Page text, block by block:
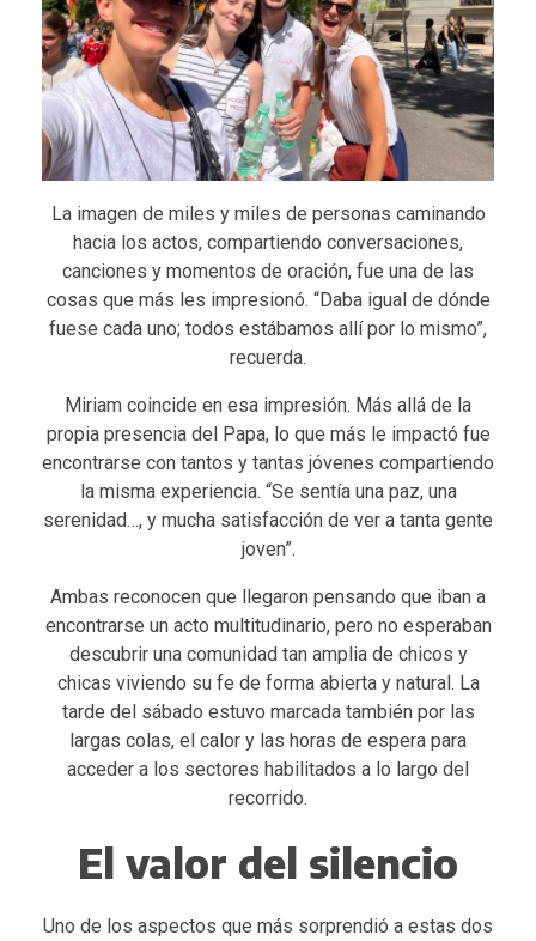
La imagen de miles y miles de personas caminando
hacia los actos, compartiendo conversaciones,
canciones y momentos de oración, fue una de las
cosas que más les impresionó. “Daba igual de dónde
fuese cada uno; todos estábamos allí por lo mismo”,
recuerda.
Miriam coincide en esa impresión. Más allá de la
propia presencia del Papa, lo que más le impactó fue
encontrarse con tantos y tantas jóvenes compartiendo
la misma experiencia. “Se sentía una paz, una
serenidad…, y mucha satisfacción de ver a tanta gente
joven”.
Ambas reconocen que llegaron pensando que iban a
encontrarse un acto multitudinario, pero no esperaban
descubrir una comunidad tan amplia de chicos y
chicas viviendo su fe de forma abierta y natural. La
tarde del sábado estuvo marcada también por las
largas colas, el calor y las horas de espera para
acceder a los sectores habilitados a lo largo del
recorrido.
El valor del silencio
Uno de los aspectos que más sorprendió a estas dos